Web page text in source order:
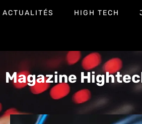
ACTUALITÉS HIGH TECH
Magazine